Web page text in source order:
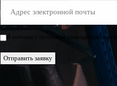
Mail
Einwilligung
Я согласен с политикой конфиденциальности.
Отправить заявку